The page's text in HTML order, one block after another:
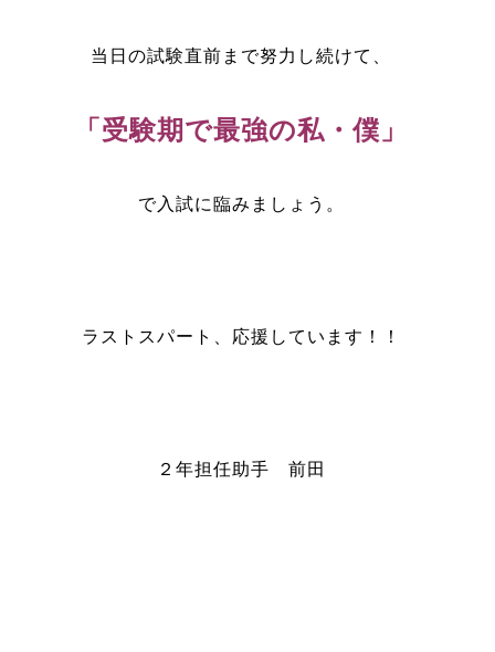
当日の試験直前まで努力し続けて、
「受験期で最強の私・僕」
で入試に臨みましょう。
ラストスパート、応援しています！！
２年担任助手 前田